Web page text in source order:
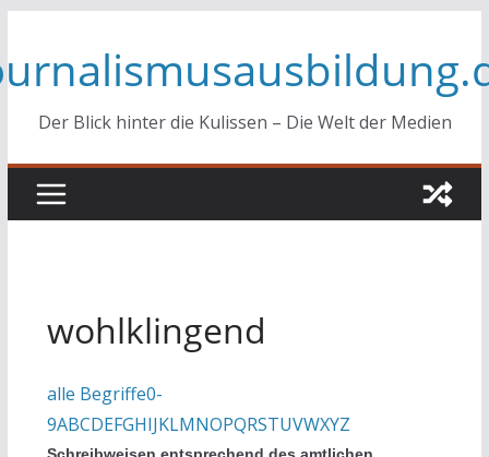
springen
Der Blick hinter die Kulissen – Die Welt der Medien
wohlklingend
alle Begriffe0-
9ABCDEFGHIJKLMNOPQRSTUVWXYZ